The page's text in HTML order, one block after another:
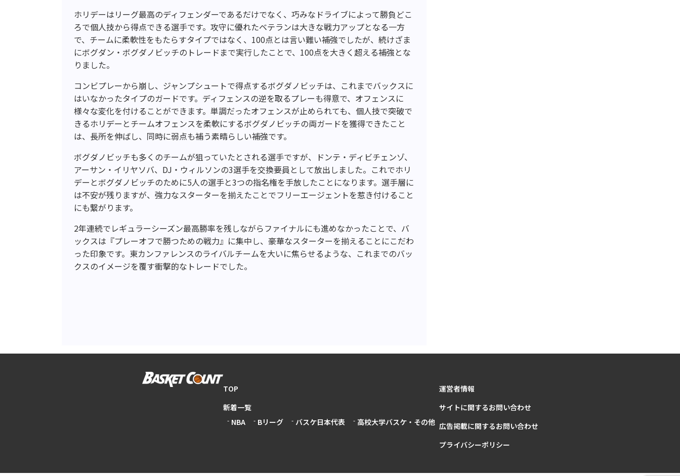
ホリデーはリーグ最高のディフェンダーであるだけでなく、巧みなドライブによって勝負どこ
ろで個人技から得点できる選手です。攻守に優れたベテランは大きな戦力アップとなる一方
で、チームに柔軟性をもたらすタイプではなく、100点とは言い難い補強でしたが、続けざま
にボグダン・ボグダノビッチのトレードまで実行したことで、100点を大きく超える補強とな
りました。
コンビプレーから崩し、ジャンプシュートで得点するボグダノビッチは、これまでバックスに
はいなかったタイプのガードです。ディフェンスの逆を取るプレーも得意で、オフェンスに
様々な変化を付けることができます。単調だったオフェンスが止められても、個人技で突破で
きるホリデーとチームオフェンスを柔軟にするボグダノビッチの両ガードを獲得できたこと
は、長所を伸ばし、同時に弱点も補う素晴らしい補強です。
ボグダノビッチも多くのチームが狙っていたとされる選手ですが、ドンテ・ディビチェンゾ、
アーサン・イリヤソバ、DJ・ウィルソンの3選手を交換要員として放出しました。これでホリ
デーとボグダノビッチのために5人の選手と3つの指名権を手放したことになります。選手層に
は不安が残りますが、強力なスターターを揃えたことでフリーエージェントを惹き付けること
にも繋がります。
2年連続でレギュラーシーズン最高勝率を残しながらファイナルにも進めなかったことで、バ
ックスは『プレーオフで勝つための戦力』に集中し、豪華なスターターを揃えることにこだわ
った印象です。東カンファレンスのライバルチームを大いに焦らせるような、これまでのバッ
クスのイメージを覆す衝撃的なトレードでした。
TOP
新着一覧
NBA
Bリーグ バスケ日本代表 高校大学バスケ・その他
運営者情報
サイトに関するお問い合わせ
広告掲載に関するお問い合わせ
プライバシーポリシー